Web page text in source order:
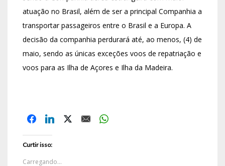
atuação no Brasil, além de ser a principal Companhia a
transportar passageiros entre o Brasil e a Europa. A
decisão da companhia perdurará até, ao menos, (4) de
maio, sendo as únicas exceções voos de repatriação e
voos para as Ilha de Açores e Ilha da Madeira.
Curtir isso:
Carregando...